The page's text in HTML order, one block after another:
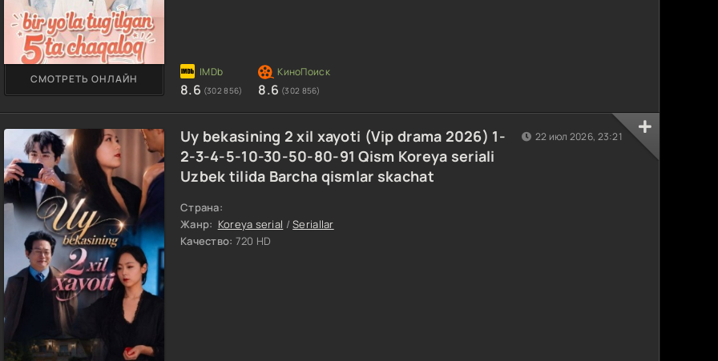
СМОТРЕТЬ ОНЛАЙН
8.6 (302 856) 8.6 (302 856)
Uy bekasining 2 xil xayoti (Vip drama 2026) 1-
2-3-4-5-10-30-50-80-91 Qism Koreya seriali
Uzbek tilida Barcha qismlar skachat
Страна:
Жанр: Koreya serial /Seriallar
Качество: 720 HD
22 июл 2026, 23:21